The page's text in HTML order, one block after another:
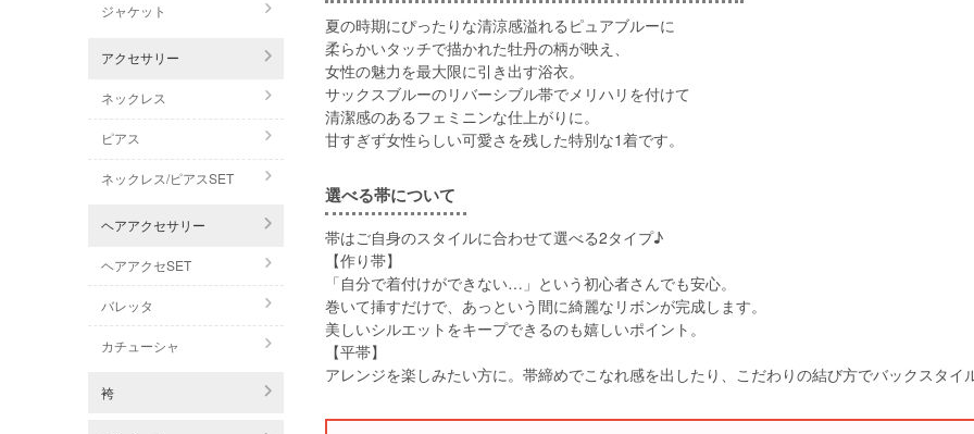
ジャケット
アクセサリー
ネックレス
ピアス
ネックレス/ピアスSET
ヘアアクセサリー
ヘアアクセSET
バレッタ
カチューシャ
袴
夏の時期にぴったりな清涼感溢れるピュアブルーに
柔らかいタッチで描かれた牡丹の柄が映え、
女性の魅力を最大限に引き出す浴衣。
サックスブルーのリバーシブル帯でメリハリを付けて
清潔感のあるフェミニンな仕上がりに。
甘すぎず女性らしい可愛さを残した特別な1着です。
選べる帯について
帯はご自身のスタイルに合わせて選べる2タイプ♪
【作り帯】
「自分で着付けができない…」という初心者さんでも安心。
巻いて挿すだけで、あっという間に綺麗なリボンが完成します。
美しいシルエットをキープできるのも嬉しいポイント。
【平帯】
アレンジを楽しみたい方に。帯締めでこなれ感を出したり、こだわりの結び方でバックスタイ